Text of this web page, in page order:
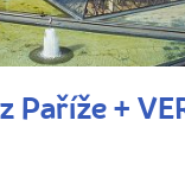
Paříže +